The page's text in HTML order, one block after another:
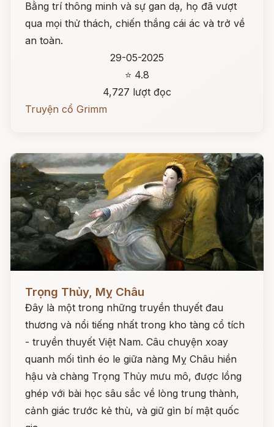
Bằng trí thông minh và sự gan dạ, họ đã vượt
qua mọi thử thách, chiến thắng cái ác và trở về
an toàn.
29-05-2025
⭐ 4.8
4,727 lượt đọc
Truyện cổ Grimm
Trọng Thủy, Mỵ Châu
Đây là một trong những truyền thuyết đau
thương và nổi tiếng nhất trong kho tàng cổ tích
- truyền thuyết Việt Nam. Câu chuyện xoay
quanh mối tình éo le giữa nàng Mỵ Châu hiền
hậu và chàng Trọng Thủy mưu mô, được lồng
ghép với bài học sâu sắc về lòng trung thành,
cảnh giác trước kẻ thù, và giữ gìn bí mật quốc